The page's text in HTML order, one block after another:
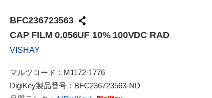
BFC236723563
CAP FILM 0.056UF 10% 100VDC RAD
VISHAY
マルツコード： M1172-1776
DigiKey製品番号： BFC236723563-ND